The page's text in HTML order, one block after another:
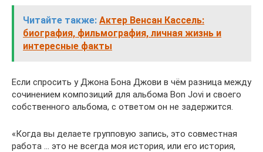
Читайте также: Актер Венсан Кассель:
биография, фильмография, личная жизнь и
интересные факты
Если спросить у Джона Бона Джови в чём разница между
сочинением композиций для альбома Bon Jovi и своего
собственного альбома, с ответом он не задержится.
«Когда вы делаете групповую запись, это совместная
работа … это не всегда моя история, или его история,